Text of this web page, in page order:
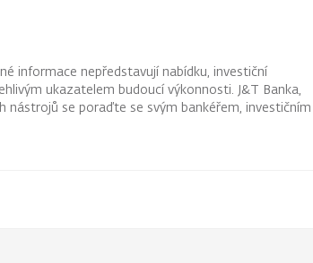
informace nepředstavují nabídku, investiční
ukazatelem budoucí výkonnosti. J&T Banka,
se poraďte se svým bankéřem, investičním